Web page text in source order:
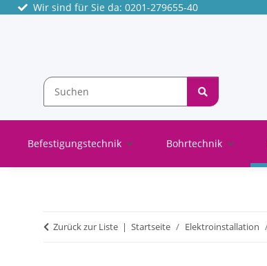
Wir sind für Sie da: 0201-279655-40
Befestigungstechnik Bohrtechnik
Zurück zur Liste Startseite Elektroinstallation